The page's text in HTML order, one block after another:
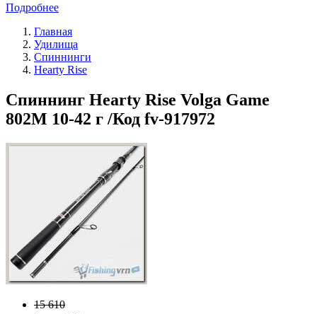
Подробнее
Главная
Удилища
Спиннинги
Hearty Rise
Спиннинг Hearty Rise Volga Game
802M 10-42 г /Код fv-917972
15 610